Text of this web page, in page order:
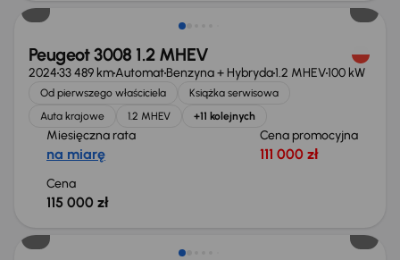
Peugeot 3008 1.2 MHEV
202433 489 kmAutomatBenzyna + Hybryda1.2 MHEV100 kW
Od pierwszego właściciela
Książka serwisowa
Auta krajowe
1.2 MHEV +11 kolejnych
Miesięczna rata
na miarę
Cena promocyjna
111 000 zł
Cena
115 000 zł